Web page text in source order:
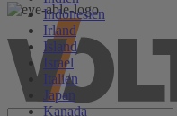
Indonesien
Irland
Island
Israel
Italien
Japan
Kanada